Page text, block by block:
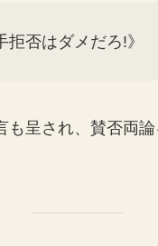
拒否はダメだろ!》
も呈され、賛否両